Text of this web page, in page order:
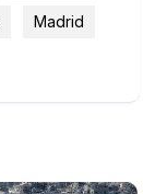
Madrid